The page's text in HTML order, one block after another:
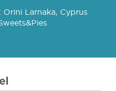
Orini Larnaka, Cyprus